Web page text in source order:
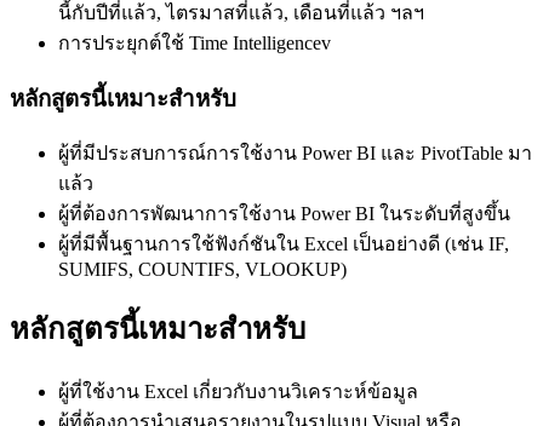
นี้กับปีที่แล้ว, ไตรมาสที่แล้ว, เดือนที่แล้ว ฯลฯ
การประยุกต์ใช้ Time Intelligencev
หลักสูตรนี้เหมาะสำหรับ
ผู้ที่มีประสบการณ์การใช้งาน Power BI และ PivotTable มา
แล้ว
ผู้ที่ต้องการพัฒนาการใช้งาน Power BI ในระดับที่สูงขึ้น
ผู้ที่มีพื้นฐานการใช้ฟังก์ชันใน Excel เป็นอย่างดี (เช่น IF,
SUMIFS, COUNTIFS, VLOOKUP)
หลักสูตรนี้เหมาะสำหรับ
ผู้ที่ใช้งาน Excel เกี่ยวกับงานวิเคราะห์ข้อมูล